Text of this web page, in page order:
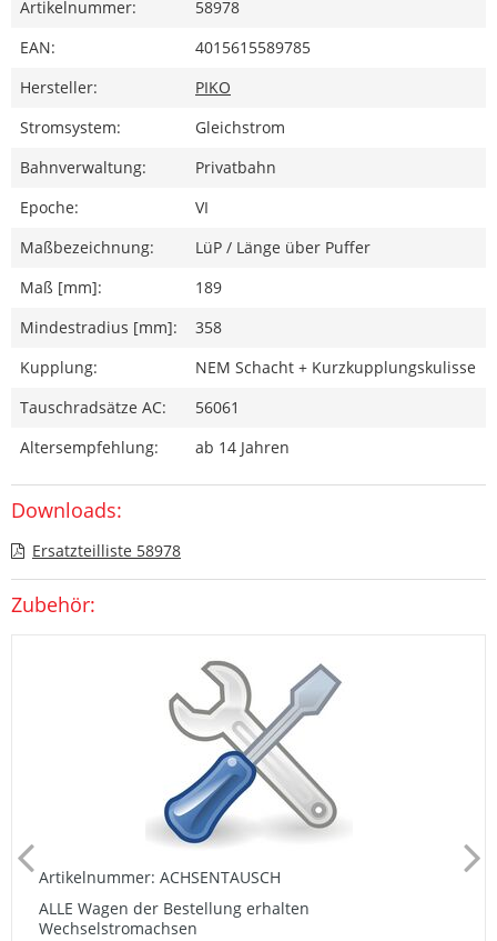
Artikelnummer:
58978
EAN:
4015615589785
Hersteller:
PIKO
Stromsystem:
Gleichstrom
Bahnverwaltung:
Privatbahn
Epoche:
VI
Maßbezeichnung:
LüP / Länge über Puffer
Maß [mm]:
189
Mindestradius [mm]:
358
Kupplung:
NEM Schacht + Kurzkupplungskulisse
Tauschradsätze AC:
56061
Altersempfehlung:
ab 14 Jahren
Downloads:
Ersatzteilliste 58978
Zubehör:
Artikelnummer: ACHSENTAUSCH
ALLE Wagen der Bestellung erhalten
Wechselstromachsen